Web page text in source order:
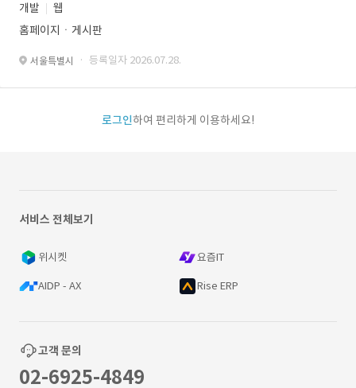
개발
웹
홈페이지ㆍ게시판
서울특별시 · 등록일자 2026.07.28.
로그인하여 편리하게 이용하세요!
서비스 전체보기
위시켓 요즘IT
AIDP - AX Rise ERP
고객 문의
02-6925-4849